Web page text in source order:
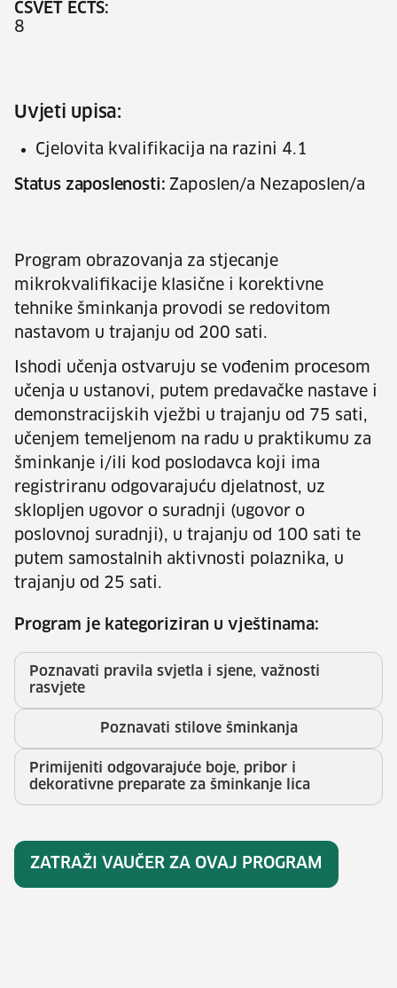
CSVET ECTS:
8
Uvjeti upisa:
Cjelovita kvalifikacija na razini 4.1
Status zaposlenosti: Zaposlen/a Nezaposlen/a
Program obrazovanja za stjecanje
mikrokvalifikacije klasične i korektivne
tehnike šminkanja provodi se redovitom
nastavom u trajanju od 200 sati.
Ishodi učenja ostvaruju se vođenim procesom
učenja u ustanovi, putem predavačke nastave i
demonstracijskih vježbi u trajanju od 75 sati,
učenjem temeljenom na radu u praktikumu za
šminkanje i/ili kod poslodavca koji ima
registriranu odgovarajuću djelatnost, uz
sklopljen ugovor o suradnji (ugovor o
poslovnoj suradnji), u trajanju od 100 sati te
putem samostalnih aktivnosti polaznika, u
trajanju od 25 sati.
Program je kategoriziran u vještinama:
Poznavati pravila svjetla i sjene, važnosti
rasvjete
Poznavati stilove šminkanja
Primijeniti odgovarajuće boje, pribor i
dekorativne preparate za šminkanje lica
ZATRAŽI VAUČER ZA OVAJ PROGRAM